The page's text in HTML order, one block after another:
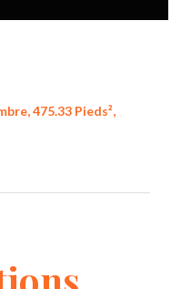
475.33 Pieds²,